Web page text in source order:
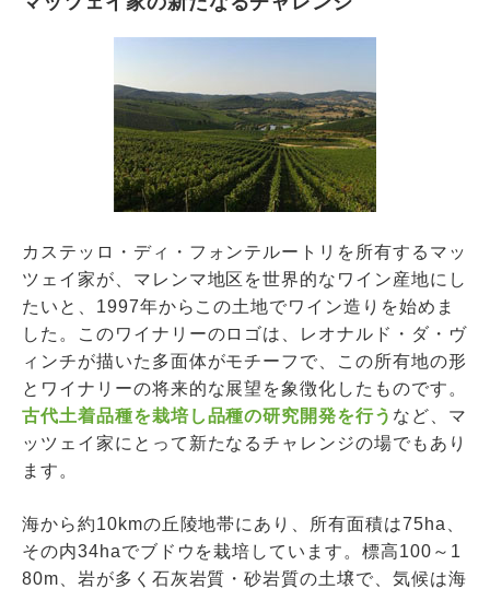
カステッロ・ディ・フォンテルートリを所有するマッ
ツェイ家が、マレンマ地区を世界的なワイン産地にし
たいと、1997年からこの土地でワイン造りを始めま
した。このワイナリーのロゴは、レオナルド・ダ・ヴ
ィンチが描いた多面体がモチーフで、この所有地の形
とワイナリーの将来的な展望を象徴化したものです。
古代土着品種を栽培し品種の研究開発を行う など、マ
ッツェイ家にとって新たなるチャレンジの場でもあり
ます。
海から約10kmの丘陵地帯にあり、所有面積は75ha、
その内34haでブドウを栽培しています。標高100～1
80m、岩が多く石灰岩質・砂岩質の土壌で、気候は海